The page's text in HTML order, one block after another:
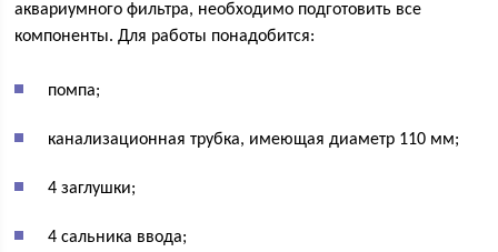
аквариумного фильтра, необходимо подготовить все
компоненты. Для работы понадобится:
помпа;
канализационная трубка, имеющая диаметр 110 мм;
4 заглушки;
4 сальника ввода;